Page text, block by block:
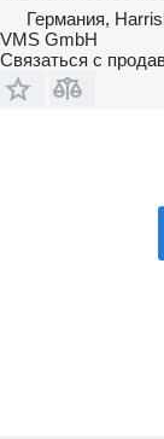
Германия,
VMS GmbH
Связаться с